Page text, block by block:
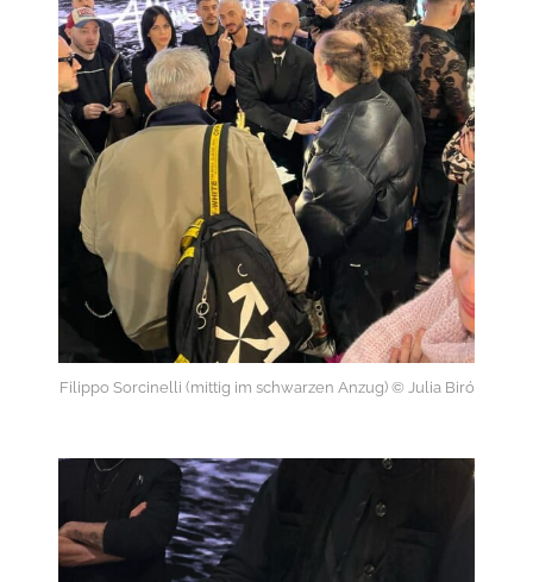
Filippo Sorcinelli (mittig im schwarzen Anzug) © Julia Biró